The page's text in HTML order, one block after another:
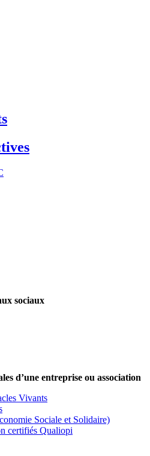
sociaux
d’une entreprise ou association
Vivants
Sociale et Solidaire)
certifiés Qualiopi